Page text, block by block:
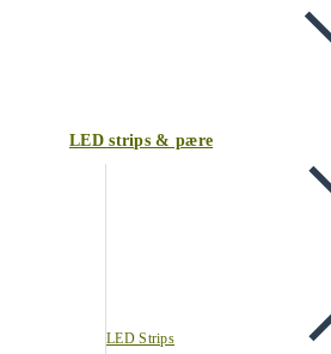
LED strips & pære
LED Strips